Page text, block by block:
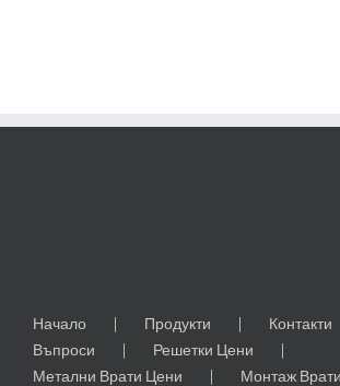
Начало Продукти
Контакти
Въпроси
Решетки Цени
Метални Врати Цени
Монтаж Врати